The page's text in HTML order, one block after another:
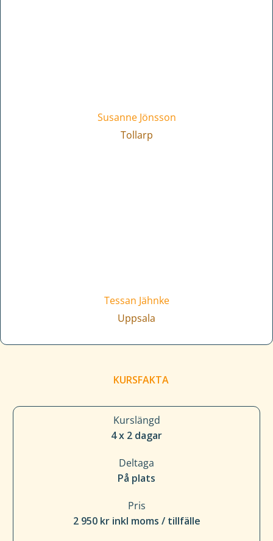
Susanne Jönsson
Tollarp
Tessan Jähnke
Uppsala
KURSFAKTA
Kurslängd
4 x 2 dagar
Deltaga
På plats
Pris
2 950 kr inkl moms / tillfälle